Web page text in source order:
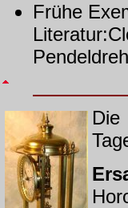
Frühe
Die